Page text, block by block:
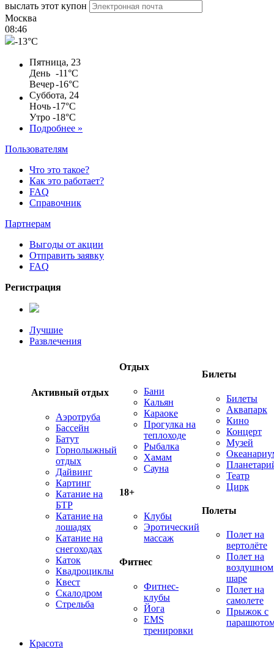
выслать этот купон
Москва
08:46
-13°C
Пятница, 23
День -11°C
Вечер-16°C
Суббота, 24
Ночь-17°C
Утро -18°C
Подробнее »
Пользователям
Что это такое?
Как это работает?
FAQ
Справочник
Партнерам
Выгоды от акции
Отправить заявку
FAQ
Регистрация
Лучшие
Развлечения
Активный отдых
Аэротруба
Бассейн
Батут
Горнолыжный
отдых
Дайвинг
Картинг
Катание на
БТР
Катание на
лошадях
Катание на
снегоходах
Каток
Квадроциклы
Квест
Скалодром
Стрельба
Отдых
Бани
Кальян
Караоке
Прогулка на
теплоходе
Рыбалка
Хамам
Сауна
18+
Клубы
Эротический
массаж
Фитнес
Фитнес-
клубы
Йога
EMS
тренировки
Билеты
Билеты
Аквапарк
Кино
Концерт
Музей
Театр
Цирк
Полеты
Полет на
вертолёте
Полет на
воздушном
шаре
Полет на
самолете
Прыжок с
Красота